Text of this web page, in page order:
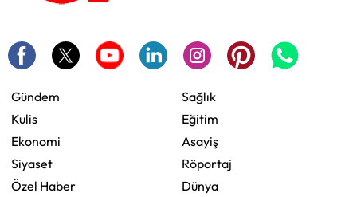
Gündem
Kulis
Ekonomi
Siyaset
Özel Haber
Sağlık
Eğitim
Asayiş
Röportaj
Dünya